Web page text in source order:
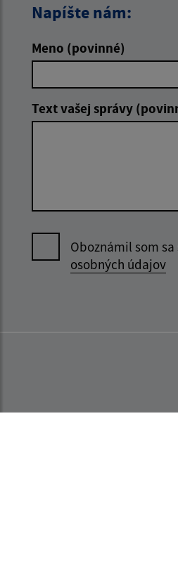
Napíšte nám:
Meno (povinné)
Text vašej správy
Oboznámil som sa
osobných údajov